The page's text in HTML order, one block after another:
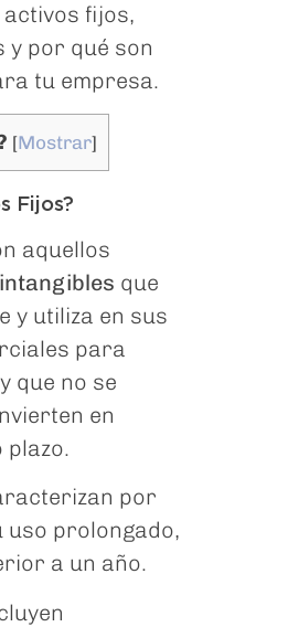
fijos,
y por qué son
tu empresa.
[Mostrar]
Fijos?
aquellos
que
y utiliza en sus
para
que no se
en
plazo.
por
uso prolongado,
a un año.